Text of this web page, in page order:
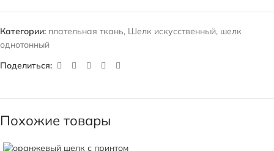
Категории: плательная ткань, Шелк искусственный, шелк
однотонный
Поделиться:
Похожие товары